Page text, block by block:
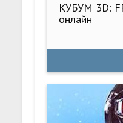
КУБУМ 3D:
онлайн